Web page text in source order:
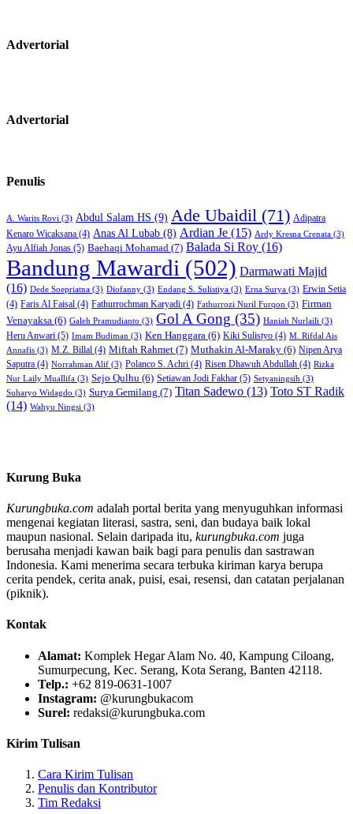
Advertorial
Advertorial
Penulis
A. Warits Rovi (3) Abdul Salam HS (9) Ade Ubaidil (71) Adipatra
Kenaro Wicaksana (4) Anas Al Lubab (8) Ardian Je (15) Ardy Kresna Crenata (3)
Ayu Alfiah Jonas (5) Baehaqi Mohamad (7) Balada Si Roy (16)
Bandung Mawardi (502) Darmawati Majid
(16) Dede Soepriatna (3) Diofanny (3) Endang S. Sulistiya (3) Erna Surya (3) Erwin Setia
(4) Faris Al Faisal (4) Fathurrochman Karyadi (4) Fathurrozi Nuril Furqon (3) Firman
Venayaksa (6) Galeh Pramudianto (3) Gol A Gong (35) Haniah Nurlaili (3)
Heru Anwari (5) Imam Budiman (3) Ken Hanggara (6) Kiki Sulistyo (4) M. Rifdal Ais
Annafis (3) M.Z. Billal (4) Miftah Rahmet (7) Muthakin Al-Maraky (6) Nipen Arya
Saputra (4) Norrahman Alif (3) Polanco S. Achri (4) Risen Dhawuh Abdullah (4) Rizka
Nur Laily Muallifa (3) Sejo Qulhu (6) Setiawan Jodi Fakhar (5) Setyaningsih (3)
Suharyo Widagdo (3) Surya Gemilang (7) Titan Sadewo (13) Toto ST Radik
(14) Wahyu Ningsi (3)
Kurung Buka
Kurungbuka.com adalah portal berita yang menyuguhkan informasi
mengenai kegiatan literasi, sastra, seni, dan budaya baik lokal
maupun nasional. Selain daripada itu, kurungbuka.com juga
berusaha menjadi kawan baik bagi para penulis dan sastrawan
Indonesia. Kami menerima secara terbuka kiriman karya berupa
cerita pendek, cerita anak, puisi, esai, resensi, dan catatan perjalanan
(piknik).
Kontak
Alamat: Komplek Hegar Alam No. 40, Kampung Ciloang,
Sumurpecung, Kec. Serang, Kota Serang, Banten 42118.
Telp.: +62 819-0631-1007
Instagram: @kurungbukacom
Surel: redaksi@kurungbuka.com
Kirim Tulisan
Cara Kirim Tulisan
Penulis dan Kontributor
Tim Redaksi